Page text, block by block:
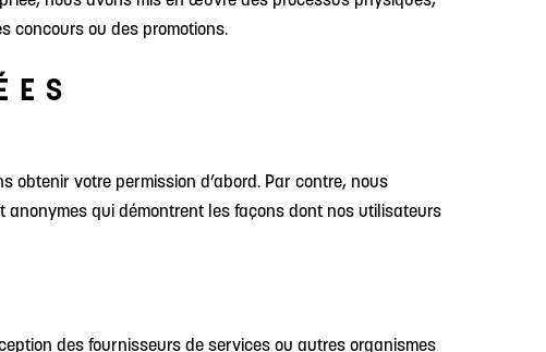
concours ou des promotions.
obtenir votre permission d’abord. Par contre, nous
qui démontrent les façons dont nos utilisateurs
des fournisseurs de services ou autres organismes